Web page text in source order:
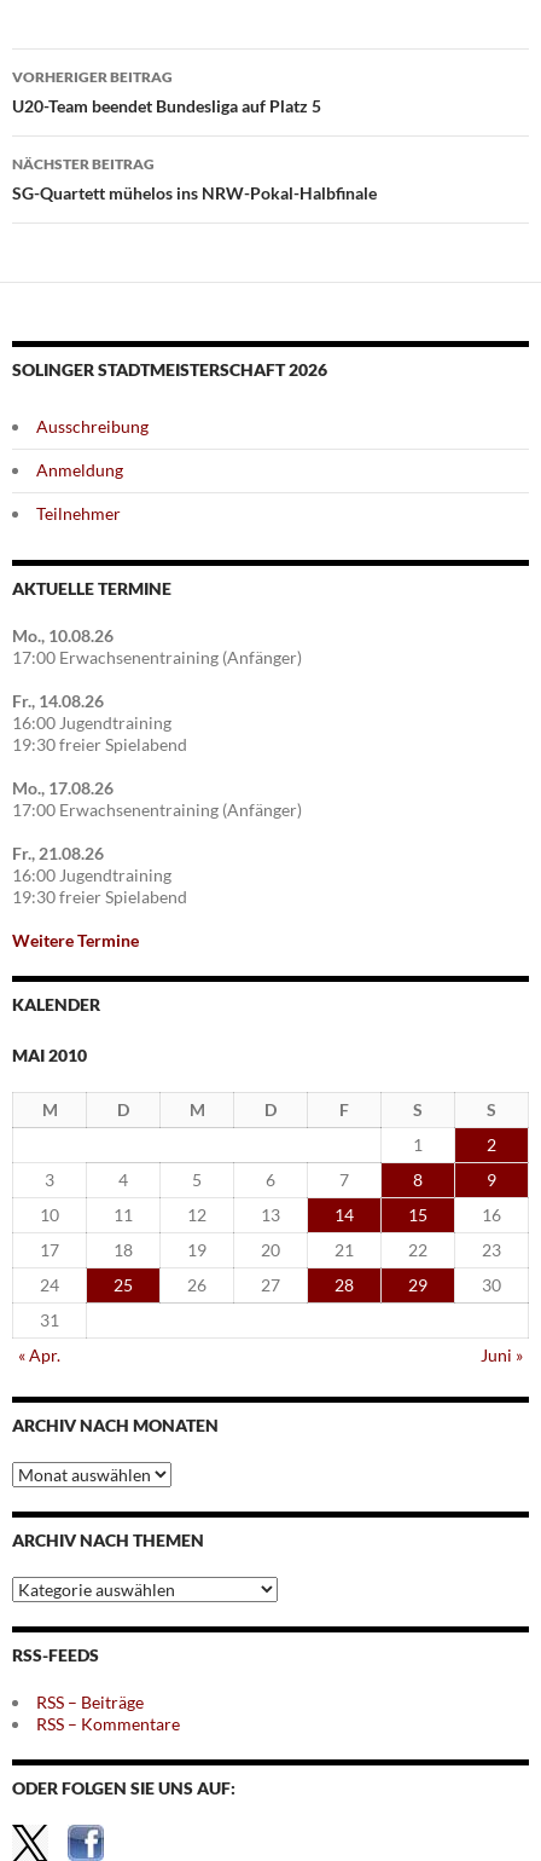
Beitragsnavigation
VORHERIGER BEITRAG
U20-Team beendet Bundesliga auf Platz 5
NÄCHSTER BEITRAG
SG-Quartett mühelos ins NRW-Pokal-Halbfinale
SOLINGER STADTMEISTERSCHAFT 2026
Ausschreibung
Anmeldung
Teilnehmer
AKTUELLE TERMINE
Mo., 10.08.26
17:00 Erwachsenentraining (Anfänger)
Fr., 14.08.26
16:00 Jugendtraining
19:30 freier Spielabend
Mo., 17.08.26
17:00 Erwachsenentraining (Anfänger)
Fr., 21.08.26
16:00 Jugendtraining
19:30 freier Spielabend
Weitere Termine
KALENDER
MAI 2010
M D M D F S
S
1
2
3
4 5 6 7 8
9
10
11 12 13 14 15
16
17
18 19 20 21 22
23
24
25 26 27 28 29
30
31
« Apr.
Juni »
ARCHIV NACH MONATEN
Archiv
nach
Monaten
ARCHIV NACH THEMEN
Archiv
nach
Themen
RSS-FEEDS
RSS – Beiträge
RSS – Kommentare
ODER FOLGEN SIE UNS AUF: